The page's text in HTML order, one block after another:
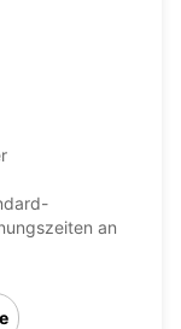
an